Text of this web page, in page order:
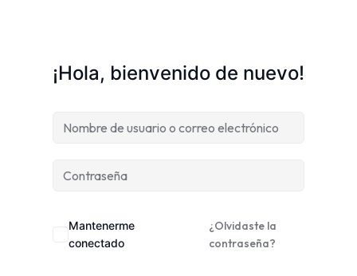
¡Hola, bienvenido de nuevo!
Mantenerme
conectado
¿Olvidaste la
contraseña?